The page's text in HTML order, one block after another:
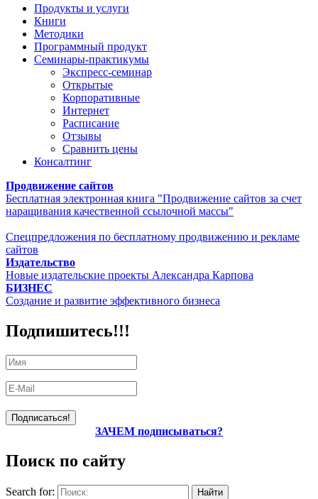
Продукты и услуги
Книги
Методики
Программный продукт
Семинары-практикумы
Экспресс-семинар
Открытые
Корпоративные
Интернет
Расписание
Отзывы
Сравнить цены
Консалтинг
Продвижение сайтов
Бесплатная электронная книга "Продвижение сайтов за счет
наращивания качественной ссылочной массы"
Спецпредложения по бесплатному продвижению и рекламе
сайтов
Издательство
Новые издательские проекты Александра Карпова
БИЗНЕС
Создание и развитие эффективного бизнеса
Подпишитесь!!!
ЗАЧЕМ подписываться?
Поиск по сайту
Search for: